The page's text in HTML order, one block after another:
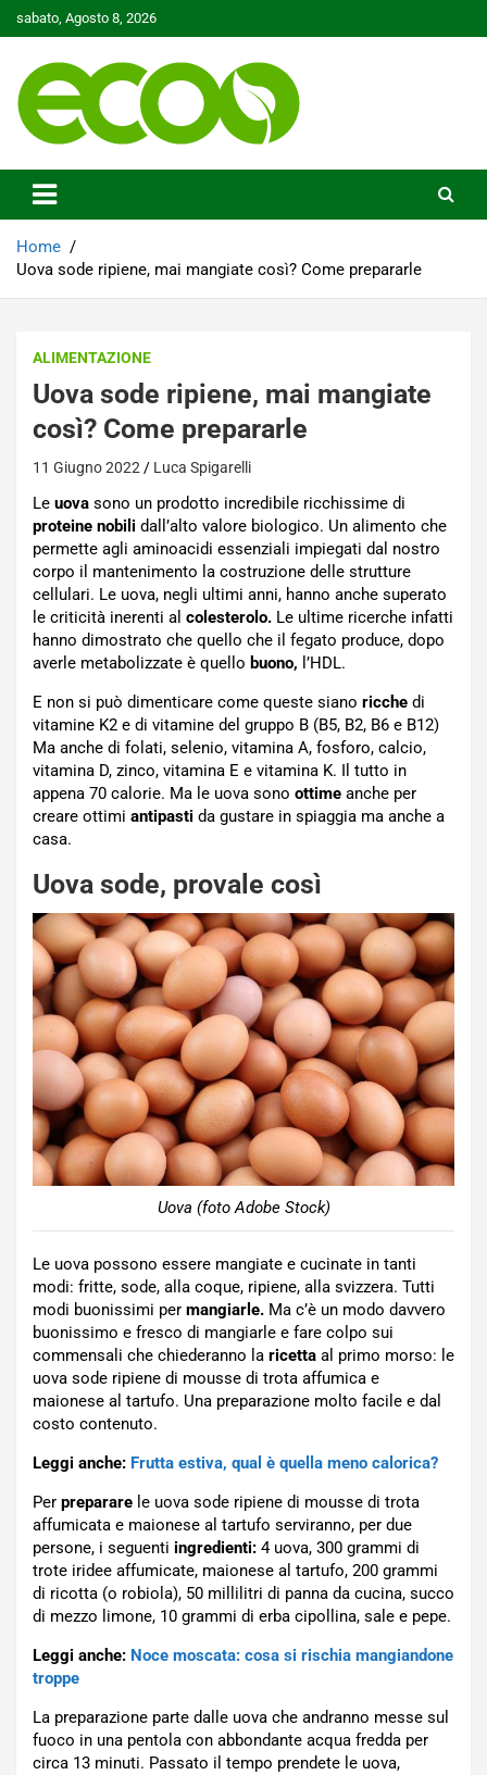
to
sabato, Agosto 8, 2026
Ecoo.it
Home
Uova sode ripiene, mai mangiate così? Come prepararle
ALIMENTAZIONE
Uova sode ripiene, mai mangiate
così? Come prepararle
11 Giugno 2022 Luca Spigarelli
Le uova sono un prodotto incredibile ricchissime di
proteine nobili dall’alto valore biologico. Un alimento che
permette agli aminoacidi essenziali impiegati dal nostro
corpo il mantenimento la costruzione delle strutture
cellulari. Le uova, negli ultimi anni, hanno anche superato
le criticità inerenti al colesterolo. Le ultime ricerche infatti
hanno dimostrato che quello che il fegato produce, dopo
averle metabolizzate è quello buono, l’HDL.
E non si può dimenticare come queste siano ricche di
vitamine K2 e di vitamine del gruppo B (B5, B2, B6 e B12)
Ma anche di folati, selenio, vitamina A, fosforo, calcio,
vitamina D, zinco, vitamina E e vitamina K. Il tutto in
appena 70 calorie. Ma le uova sono ottime anche per
creare ottimi antipasti da gustare in spiaggia ma anche a
casa.
Uova sode, provale così
Uova (foto Adobe Stock)
Le uova possono essere mangiate e cucinate in tanti
modi: fritte, sode, alla coque, ripiene, alla svizzera. Tutti
modi buonissimi per mangiarle. Ma c’è un modo davvero
buonissimo e fresco di mangiarle e fare colpo sui
commensali che chiederanno la ricetta al primo morso: le
uova sode ripiene di mousse di trota affumica e
maionese al tartufo. Una preparazione molto facile e dal
costo contenuto.
Leggi anche: Frutta estiva, qual è quella meno calorica?
Per preparare le uova sode ripiene di mousse di trota
affumicata e maionese al tartufo serviranno, per due
persone, i seguenti ingredienti: 4 uova, 300 grammi di
trote iridee affumicate, maionese al tartufo, 200 grammi
di ricotta (o robiola), 50 millilitri di panna da cucina, succo
di mezzo limone, 10 grammi di erba cipollina, sale e pepe.
Leggi anche: Noce moscata: cosa si rischia mangiandone
troppe
La preparazione parte dalle uova che andranno messe sul
fuoco in una pentola con abbondante acqua fredda per
circa 13 minuti. Passato il tempo prendete le uova,